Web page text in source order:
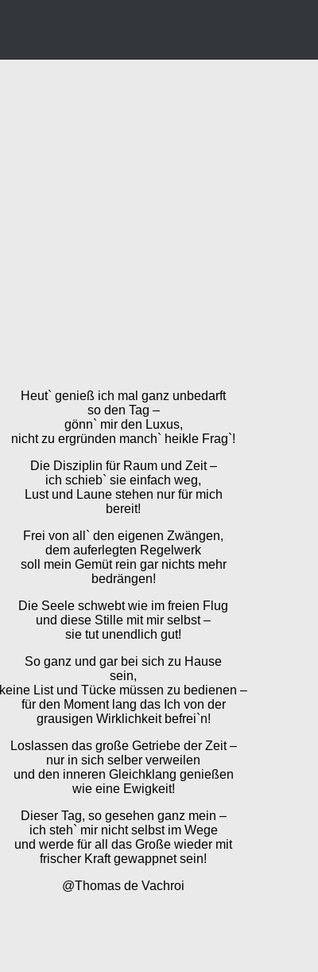
Heut` genieß ich mal ganz unbedarft
so den Tag –
gönn` mir den Luxus,
nicht zu ergründen manch` heikle Frag`!
Die Disziplin für Raum und Zeit –
ich schieb` sie einfach weg,
Lust und Laune stehen nur für mich
bereit!
Frei von all` den eigenen Zwängen,
dem auferlegten Regelwerk
soll mein Gemüt rein gar nichts mehr
bedrängen!
Die Seele schwebt wie im freien Flug
und diese Stille mit mir selbst –
sie tut unendlich gut!
So ganz und gar bei sich zu Hause
sein,
keine List und Tücke müssen zu bedienen –
für den Moment lang das Ich von der
grausigen Wirklichkeit befrei`n!
Loslassen das große Getriebe der Zeit –
nur in sich selber verweilen
und den inneren Gleichklang genießen
wie eine Ewigkeit!
Dieser Tag, so gesehen ganz mein –
ich steh` mir nicht selbst im Wege
und werde für all das Große wieder mit
frischer Kraft gewappnet sein!
@Thomas de Vachroi